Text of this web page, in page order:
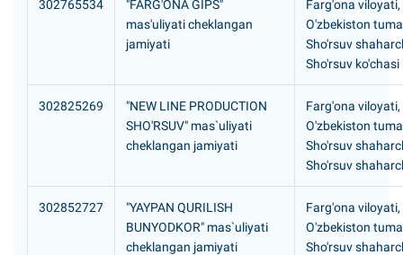
302765534
"FARG'ONA GIPS"
mas'uliyati cheklangan
jamiyati
Farg'ona viloyati,
O'zbekiston
Sho'rsuv
Sho'rsuv ko'chasi
302825269
"NEW LINE PRODUCTION
SHO'RSUV" mas`uliyati
cheklangan jamiyati
Farg'ona viloyati,
O'zbekiston
Sho'rsuv
Sho'rsuv
302852727
"YAYPAN QURILISH
BUNYODKOR" mas`uliyati
cheklangan jamiyati
Farg'ona viloyati,
O'zbekiston
Sho'rsuv